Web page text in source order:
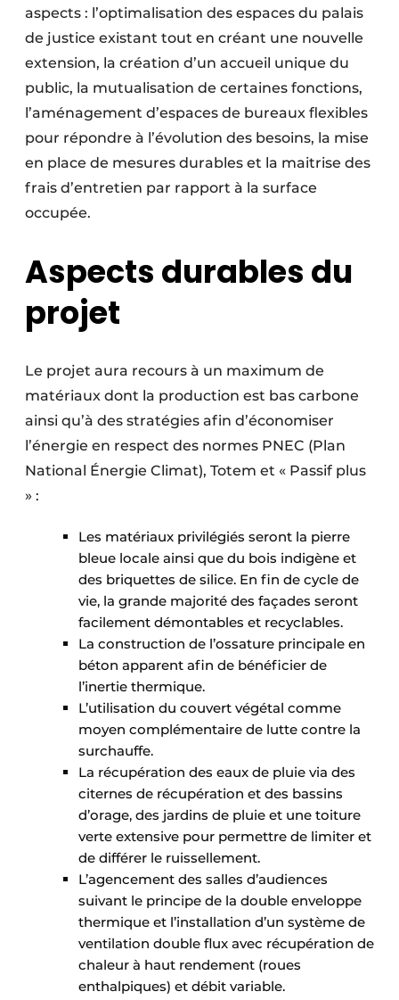
aspects : l’optimalisation des espaces du palais
de justice existant tout en créant une nouvelle
extension, la création d’un accueil unique du
public, la mutualisation de certaines fonctions,
l’aménagement d’espaces de bureaux flexibles
pour répondre à l’évolution des besoins, la mise
en place de mesures durables et la maitrise des
frais d’entretien par rapport à la surface
occupée.
Aspects durables du
projet
Le projet aura recours à un maximum de
matériaux dont la production est bas carbone
ainsi qu’à des stratégies afin d’économiser
l’énergie en respect des normes PNEC (Plan
National Énergie Climat), Totem et « Passif plus
» :
Les matériaux privilégiés seront la pierre
bleue locale ainsi que du bois indigène et
des briquettes de silice. En fin de cycle de
vie, la grande majorité des façades seront
facilement démontables et recyclables.
La construction de l’ossature principale en
béton apparent afin de bénéficier de
l’inertie thermique.
L’utilisation du couvert végétal comme
moyen complémentaire de lutte contre la
surchauffe.
La récupération des eaux de pluie via des
citernes de récupération et des bassins
d’orage, des jardins de pluie et une toiture
verte extensive pour permettre de limiter et
de différer le ruissellement.
L’agencement des salles d’audiences
suivant le principe de la double enveloppe
thermique et l’installation d’un système de
ventilation double flux avec récupération de
chaleur à haut rendement (roues
enthalpiques) et débit variable.